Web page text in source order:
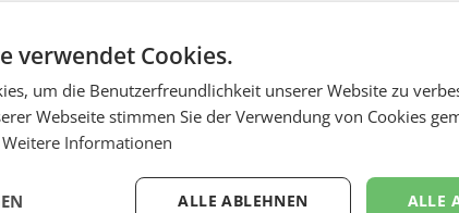
verwendet Cookies.
um die Benutzerfreundlichkeit unserer Website zu
Webseite stimmen Sie der Verwendung von Cookies
Weitere Informationen
ALLE
ALLE ABLEHNEN